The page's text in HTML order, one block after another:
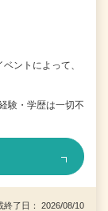
ントによって、
験・学歴は一切不
了日： 2026/08/10